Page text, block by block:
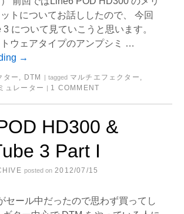
トについてお話ししたので、 今回
3 について見ていこうと思います。
ウェアタイプのアンプシミ …
→
ター , DTM tagged マルチエフェクター ,
ュレーター 1 COMMENT
HD300 &
3 Part I
posted on 2012/07/15
セール中だったので思わず買ってし